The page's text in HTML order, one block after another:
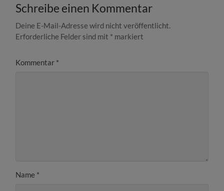
Schreibe einen Kommentar
Deine E-Mail-Adresse wird nicht veröffentlicht.
Erforderliche Felder sind mit * markiert
Kommentar *
Name *